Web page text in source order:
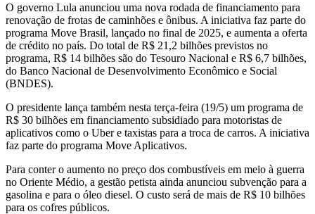
O governo Lula anunciou uma nova rodada de financiamento para
renovação de frotas de caminhões e ônibus. A iniciativa faz parte do
programa Move Brasil, lançado no final de 2025, e aumenta a oferta
de crédito no país. Do total de R$ 21,2 bilhões previstos no
programa, R$ 14 bilhões são do Tesouro Nacional e R$ 6,7 bilhões,
do Banco Nacional de Desenvolvimento Econômico e Social
(BNDES).
O presidente lança também nesta terça-feira (19/5) um programa de
R$ 30 bilhões em financiamento subsidiado para motoristas de
aplicativos como o Uber e taxistas para a troca de carros. A iniciativa
faz parte do programa Move Aplicativos.
Para conter o aumento no preço dos combustíveis em meio à guerra
no Oriente Médio, a gestão petista ainda anunciou subvenção para a
gasolina e para o óleo diesel. O custo será de mais de R$ 10 bilhões
para os cofres públicos.